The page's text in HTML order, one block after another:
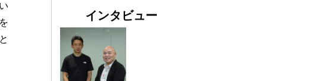
インタビュー